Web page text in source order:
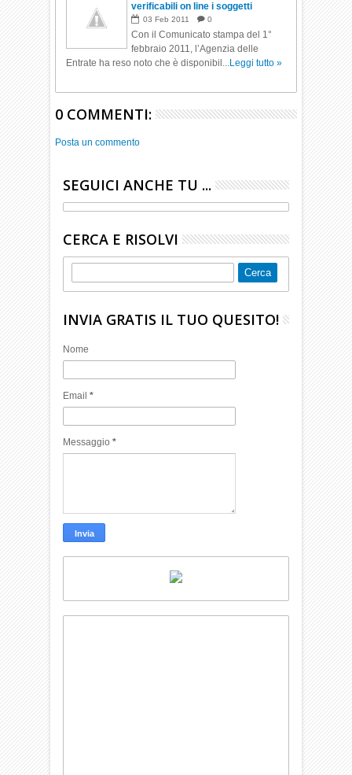
verificabili on line i soggetti
autorizzati.
03 Feb 2011 0
Con il Comunicato stampa del 1°
febbraio 2011, l’Agenzia delle
Entrate ha reso noto che è disponibil...Leggi tutto »
0 COMMENTI:
Posta un commento
SEGUICI ANCHE TU ...
CERCA E RISOLVI
INVIA GRATIS IL TUO QUESITO!
Nome
Email*
Messaggio*